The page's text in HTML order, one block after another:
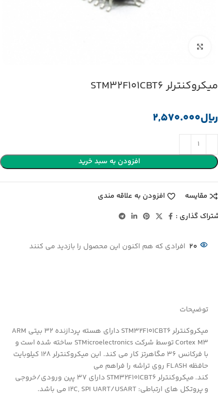
میکروکنترلر STM32F101CBT6
﷼
افزودن به سبد خرید
مقایسه
افزودن به علاقه مندی
گذاری :
20 افرادی که هم اکنون این محصول را بازدید می کنند
توضیحات
میکروکنترلر STM32F101CBT6 دارای هسته پردازنده 32 بیتی ARM
Cortex M3 توسط شرکت STMicroelectronics ساخته شده است و
با فرکانس 36 مگاهرتز کار می کند. این میکروکنترلر 128 کیلوبایت
حافظه FLASH روی تراشه را فراهم می
کند. میکروکنترلر STM32F101CBT6 دارای 37 پین ورودی/خروجی
و پروتکل های ارتباطی: I2C, SPI UART/USART می باشد.